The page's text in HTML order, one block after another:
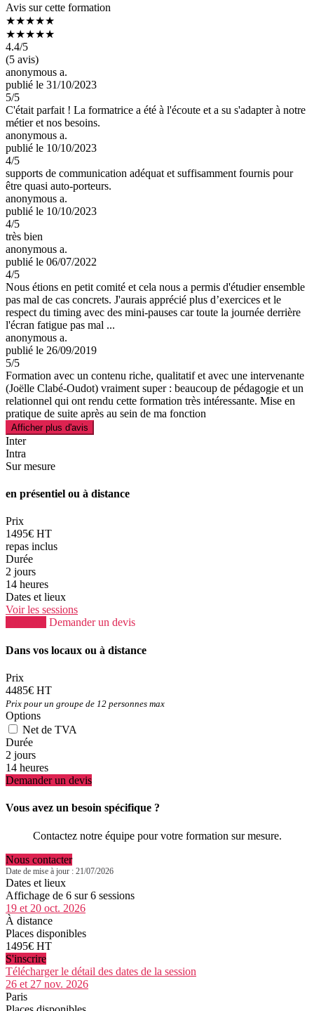
Avis sur cette formation
★★★★★
★★★★★
4.4/5
(5 avis)
anonymous a.
publié le 31/10/2023
5/5
C'était parfait ! La formatrice a été à l'écoute et a su s'adapter à notre
métier et nos besoins.
anonymous a.
publié le 10/10/2023
4/5
supports de communication adéquat et suffisamment fournis pour
être quasi auto-porteurs.
anonymous a.
publié le 10/10/2023
4/5
très bien
anonymous a.
publié le 06/07/2022
4/5
Nous étions en petit comité et cela nous a permis d'étudier ensemble
pas mal de cas concrets. J'aurais apprécié plus d’exercices et le
respect du timing avec des mini-pauses car toute la journée derrière
l'écran fatigue pas mal ...
anonymous a.
publié le 26/09/2019
5/5
Formation avec un contenu riche, qualitatif et avec une intervenante
(Joëlle Clabé-Oudot) vraiment super : beaucoup de pédagogie et un
relationnel qui ont rendu cette formation très intéressante. Mise en
pratique de suite après au sein de ma fonction
Afficher plus d'avis
Inter
Intra
Sur mesure
en présentiel ou à distance
Prix
1495€ HT
repas inclus
Durée
2 jours
14 heures
Dates et lieux
Voir les sessions
Demander un devis
Dans vos locaux ou à distance
Prix
4485€ HT
Prix pour un groupe de 12 personnes max
Options
Net de TVA
Durée
2 jours
14 heures
Demander un devis
Vous avez un besoin spécifique ?
Contactez notre équipe pour votre formation sur mesure.
Nous contacter
Date de mise à jour : 21/07/2026
Dates et lieux
Affichage de 6 sur 6 sessions
19 et 20 oct. 2026
À distance
Places disponibles
1495€ HT
S'inscrire
Télécharger le détail des dates de la session
26 et 27 nov. 2026
Paris